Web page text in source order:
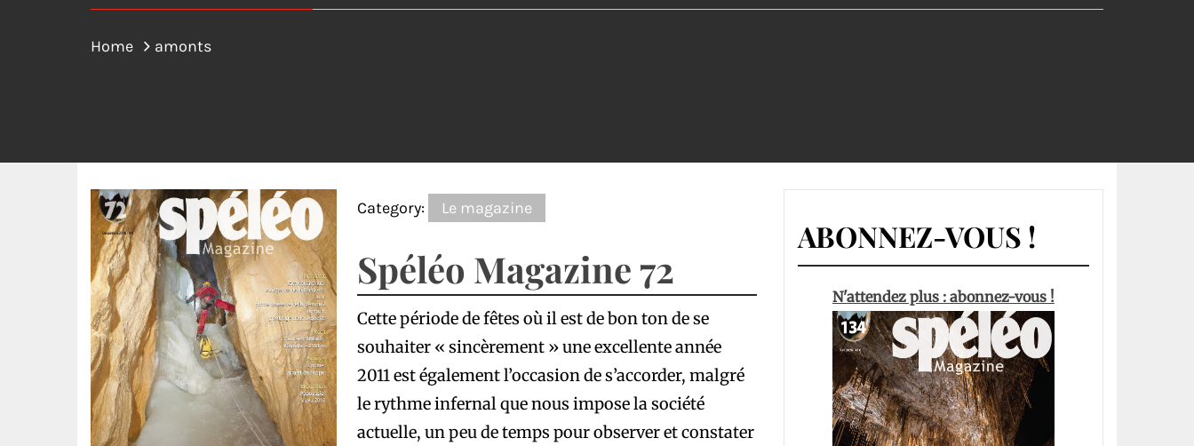
Home amonts
Category: Le magazine
Spéléo Magazine 72
Cette période de fêtes où il est de bon ton de se
souhaiter « sincèrement » une excellente année
2011 est également l’occasion de s’accorder, malgré
le rythme infernal que nous impose la société
actuelle, un peu de temps pour observer et constater
ABONNEZ-VOUS !
N'attendez plus : abonnez-vous !